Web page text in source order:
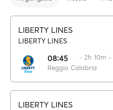
LIBERTY LINES
LIBERTY LINES
08:45
Reggio Calabria
·· 2h 10m ··
LIBERTY LINES